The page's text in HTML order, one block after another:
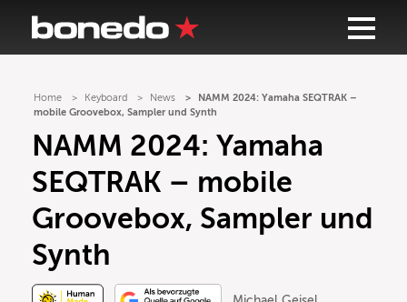
Home Keyboard News
NAMM 2024: Yamaha SEQTRAK –
mobile Groovebox, Sampler und Synth
NAMM 2024: Yamaha
SEQTRAK – mobile
Groovebox, Sampler und
Synth